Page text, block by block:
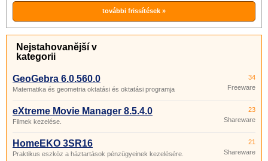
további frissítések »
Nejstahovanější v
kategorii
GeoGebra 6.0.560.0
Matematika és geometria oktatási és oktatási programja
34
Freeware
eXtreme Movie Manager 8.5.4.0
Filmek kezelése.
23
Shareware
HomeEKO 3SR16
Praktikus eszköz a háztartások pénzügyeinek kezelésére.
21
Shareware